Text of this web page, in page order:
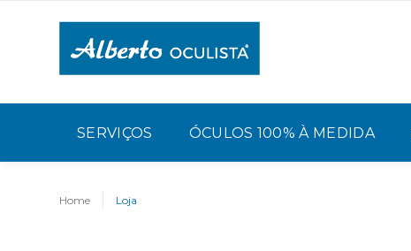
SERVIÇOS ÓCULOS 100% À MEDIDA
Home Loja